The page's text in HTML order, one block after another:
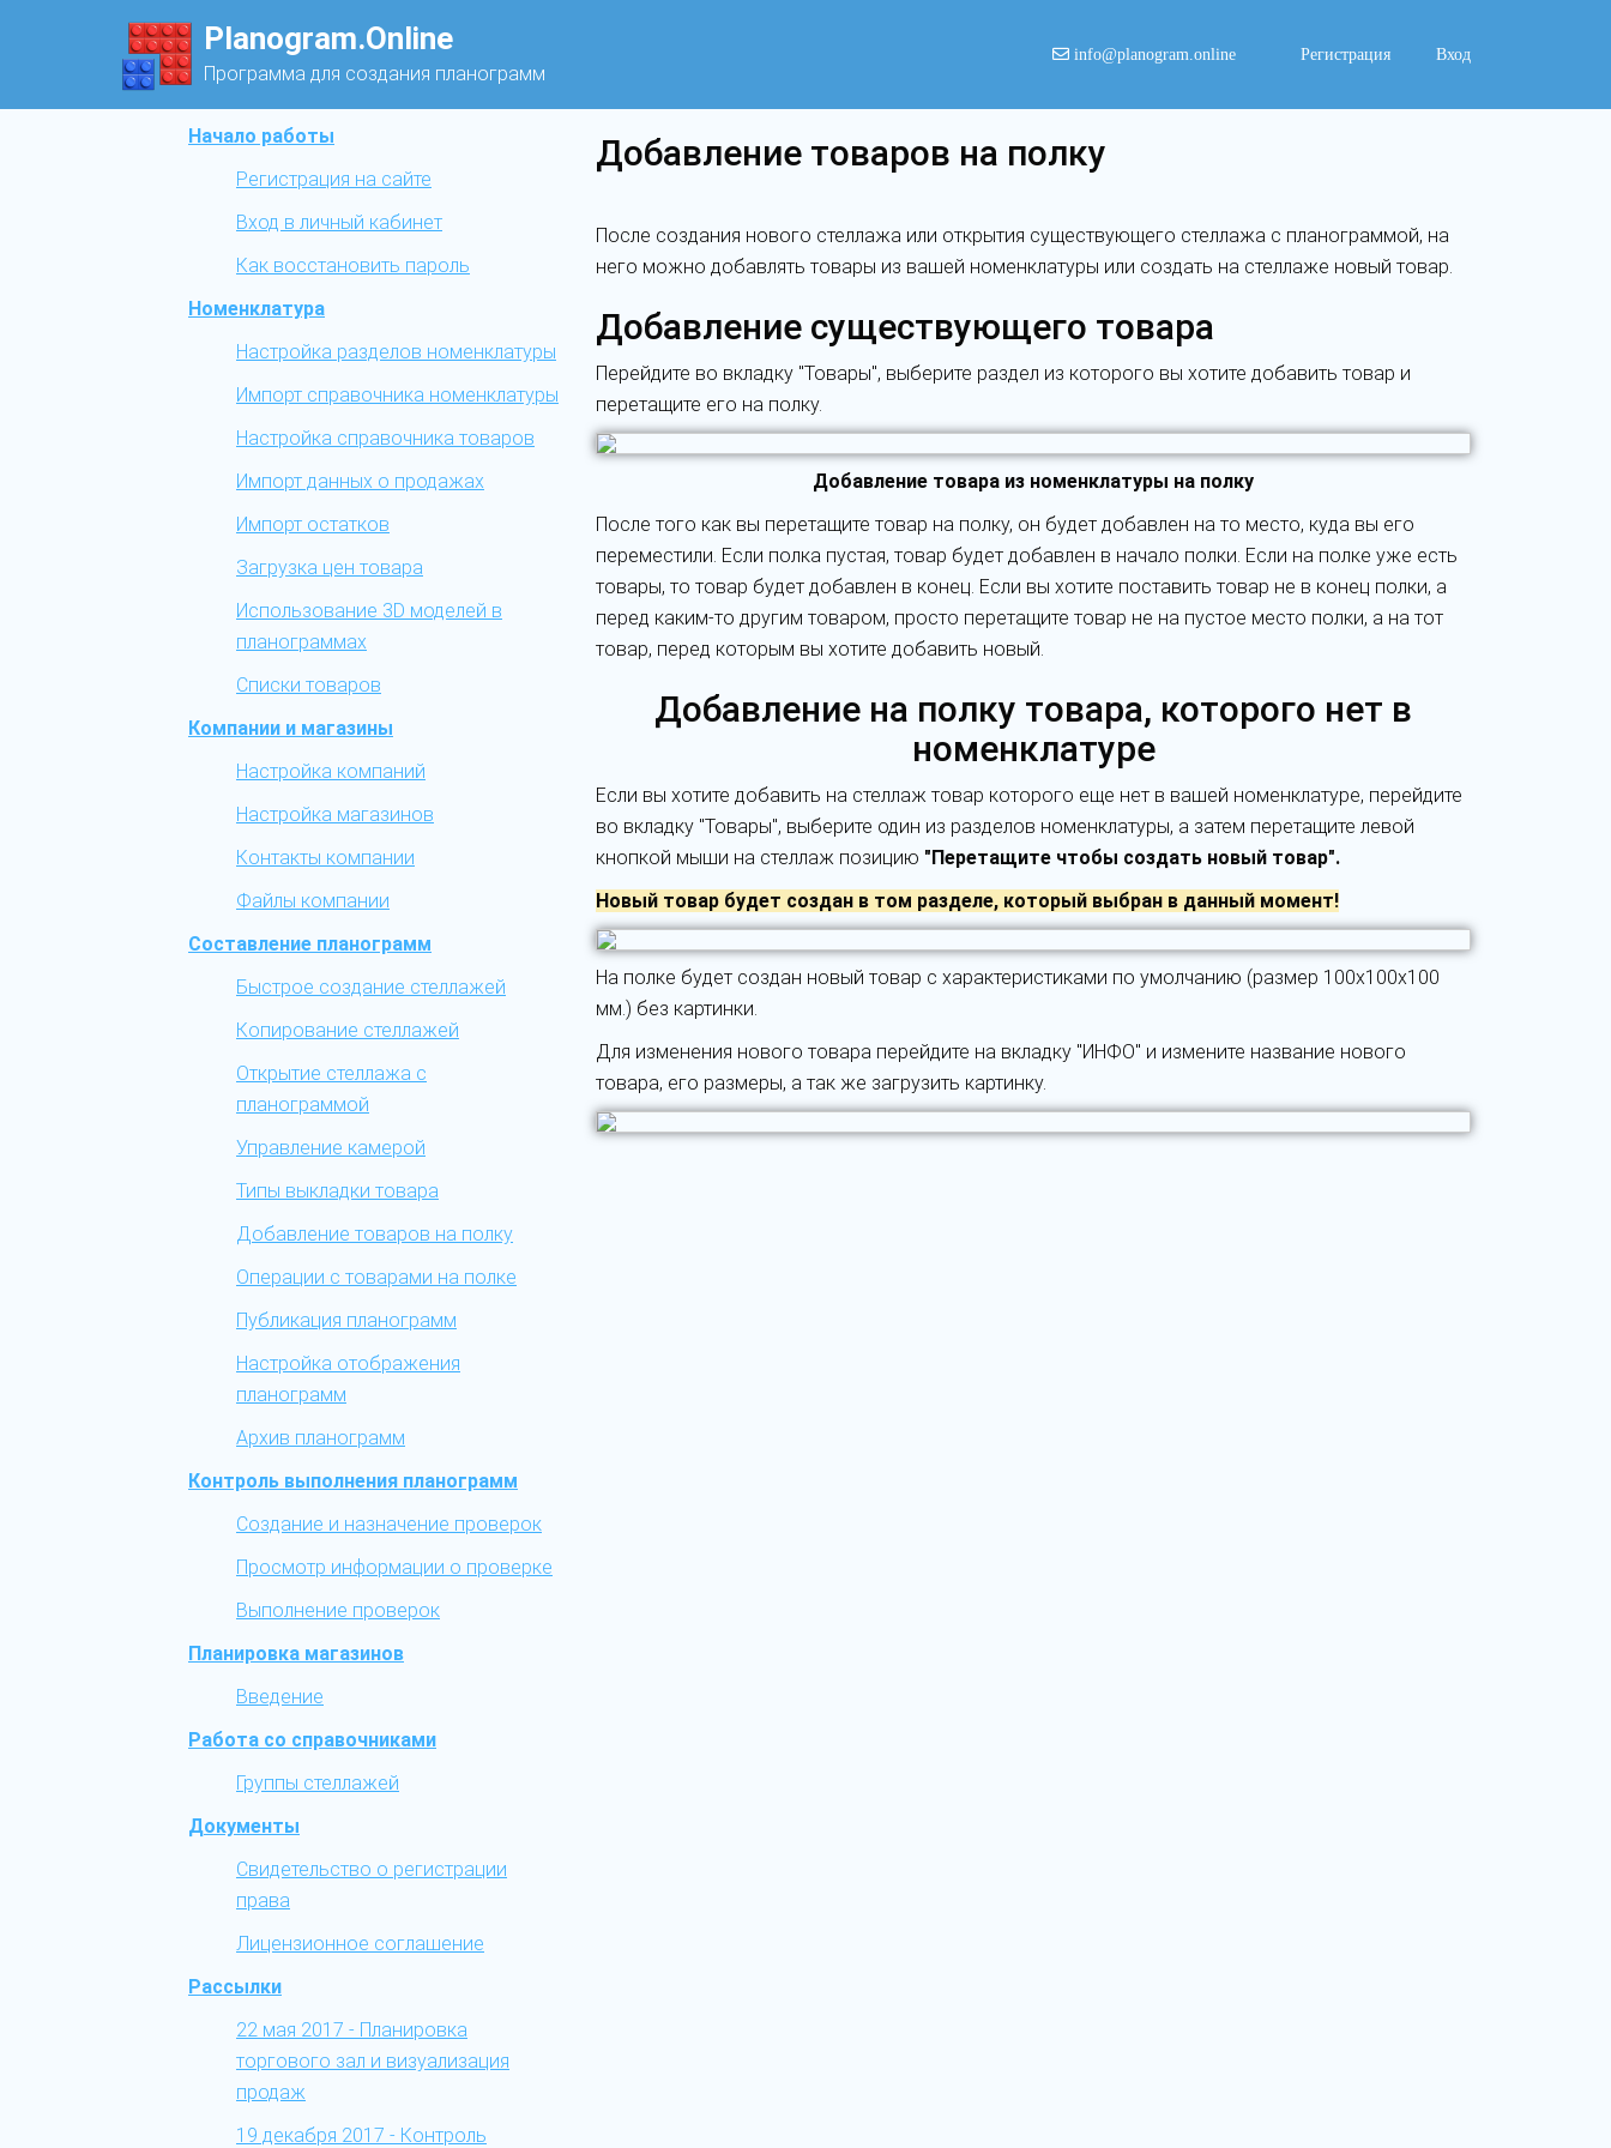
Planogram.Online
Программа для создания планограмм
info@planogram.online Регистрация Вход
Начало работы
Регистрация на сайте
Вход в личный кабинет
Как восстановить пароль
Номенклатура
Настройка разделов номенклатуры
Импорт справочника номенклатуры
Настройка справочника товаров
Импорт данных о продажах
Импорт остатков
Загрузка цен товара
Использование 3D моделей в
планограммах
Списки товаров
Компании и магазины
Настройка компаний
Настройка магазинов
Контакты компании
Файлы компании
Составление планограмм
Быстрое создание стеллажей
Копирование стеллажей
Открытие стеллажа с
планограммой
Управление камерой
Типы выкладки товара
Добавление товаров на полку
Операции с товарами на полке
Публикация планограмм
Настройка отображения
планограмм
Архив планограмм
Контроль выполнения планограмм
Создание и назначение проверок
Просмотр информации о проверке
Выполнение проверок
Планировка магазинов
Введение
Работа со справочниками
Группы стеллажей
Документы
Свидетельство о регистрации
права
Лицензионное соглашение
Рассылки
22 мая 2017 - Планировка
торгового зал и визуализация
продаж
19 декабря 2017 - Контроль
Добавление товаров на полку
После создания нового стеллажа или открытия существующего стеллажа с планограммой, на
него можно добавлять товары из вашей номенклатуры или создать на стеллаже новый товар.
Добавление существующего товара
Перейдите во вкладку "Товары", выберите раздел из которого вы хотите добавить товар и
перетащите его на полку.
Добавление товара из номенклатуры на полку
После того как вы перетащите товар на полку, он будет добавлен на то место, куда вы его
переместили. Если полка пустая, товар будет добавлен в начало полки. Если на полке уже есть
товары, то товар будет добавлен в конец. Если вы хотите поставить товар не в конец полки, а
перед каким-то другим товаром, просто перетащите товар не на пустое место полки, а на тот
товар, перед которым вы хотите добавить новый.
Добавление на полку товара, которого нет в
номенклатуре
Если вы хотите добавить на стеллаж товар которого еще нет в вашей номенклатуре, перейдите
во вкладку "Товары", выберите один из разделов номенклатуры, а затем перетащите левой
кнопкой мыши на стеллаж позицию "Перетащите чтобы создать новый товар".
Новый товар будет создан в том разделе, который выбран в данный момент!
На полке будет создан новый товар с характеристиками по умолчанию (размер 100x100x100
мм.) без картинки.
Для изменения нового товара перейдите на вкладку "ИНФО" и измените название нового
товара, его размеры, а так же загрузить картинку.